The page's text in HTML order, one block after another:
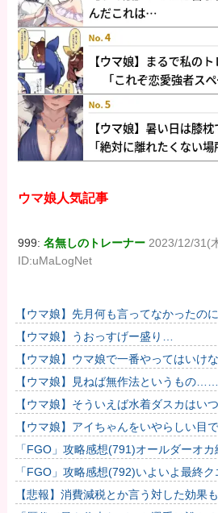
ウマ娘人気記事
999:名無しのトレーナー 2023/12/31(
ID:uMaLogNet
【ウマ娘】先月何も言ってなかったの
したのが怪しいよな。
【ウマ娘】うおっすげー盛り…
【ウマ娘】ウマ娘で一番やってはいけ
も育成でもグッズでもなく、これ。
【ウマ娘】見ねば無作法というもの
エ…（殴
【ウマ娘】そういえば水着ダスカはい
ｯｯｯ
【ウマ娘】アイちゃんをいやらしい目
りました…
「FGO」攻略感想(791)オールダーオ
ぱい出てきてワラタｗｗ もう綺麗な岡
ば...
「FGO」攻略感想(792)いよいよ最終
いけど壱与って見た目的にはメッチャ
【悲報】消費減税とか言う対した効果